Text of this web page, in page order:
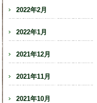
2022年2月
2022年1月
2021年12月
2021年11月
2021年10月